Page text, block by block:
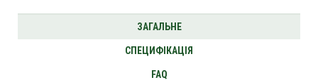
ЗАГАЛЬНЕ
СПЕЦИФІКАЦІЯ
FAQ